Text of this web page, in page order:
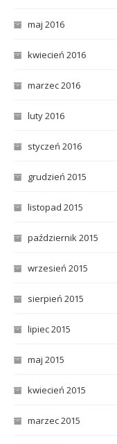
maj 2016
kwiecień 2016
marzec 2016
luty 2016
styczeń 2016
grudzień 2015
listopad 2015
październik 2015
wrzesień 2015
sierpień 2015
lipiec 2015
maj 2015
kwiecień 2015
marzec 2015